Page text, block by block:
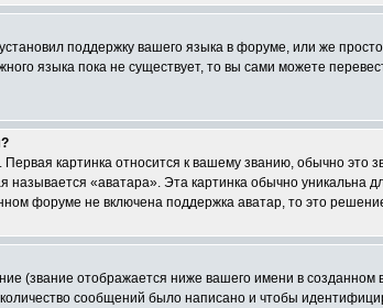
поддержку вашего языка в форуме, или же
языка пока не существует, то вы сами можете
картинка относится к вашему званию, обычно
«аватара». Эта картинка обычно уникальна
форуме не включена поддержка аватар, то это
(звание отображается ниже вашего имени в
сообщений было написано и чтобы